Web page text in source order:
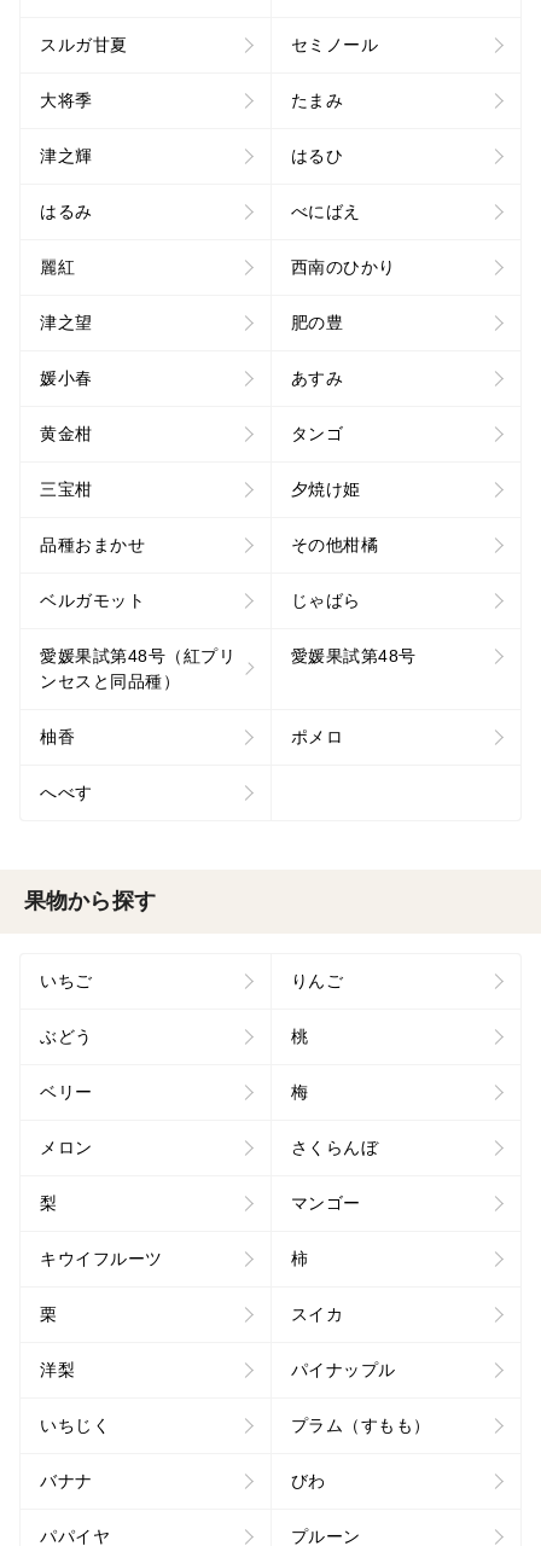
スルガ甘夏 セミノール
大将季 たまみ
津之輝 はるひ
はるみ べにばえ
麗紅 西南のひかり
津之望 肥の豊
媛小春 あすみ
黄金柑 タンゴ
三宝柑 夕焼け姫
品種おまかせ その他柑橘
ベルガモット じゃばら
愛媛果試第48号（紅プリ
ンセスと同品種）
愛媛果試第48号
柚香 ポメロ
へべす
果物から探す
いちご りんご
ぶどう 桃
ベリー 梅
メロン さくらんぼ
梨 マンゴー
キウイフルーツ 柿
栗 スイカ
洋梨 パイナップル
いちじく プラム（すもも）
バナナ びわ
パパイヤ プルーン